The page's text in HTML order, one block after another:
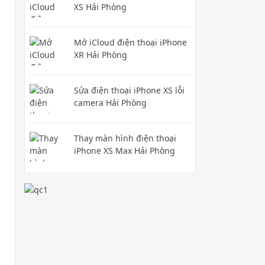
XS Hải Phòng
Mở iCloud điện thoại iPhone
XR Hải Phòng
Sửa điện thoại iPhone XS lỗi
camera Hải Phòng
Thay màn hình điện thoại
iPhone XS Max Hải Phòng